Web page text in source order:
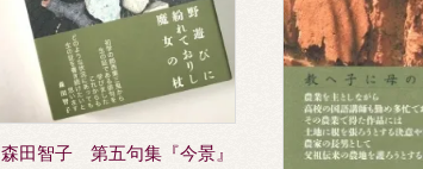
森田智子 第五句集『今景』